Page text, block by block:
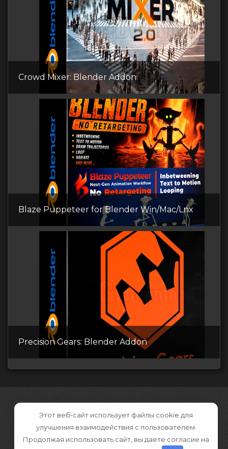
Crowd Mixer: Blender Addon
Blaze Puppeteer for Blender Win/Mac/Lnx
Precision Gears: Blender Addon
Этот веб-сайт использует файлы cookie для
улучшения взаимодействия с пользователем.
Продолжая использовать сайт, вы даете согласие на